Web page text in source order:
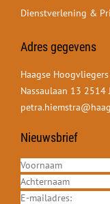
Dienstverlening &
Adres gegevens
Haagse
Nassaulaan 13 2514
Nieuwsbrief